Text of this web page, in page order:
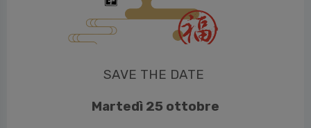
SAVE THE DATE
Martedì 25 ottobre